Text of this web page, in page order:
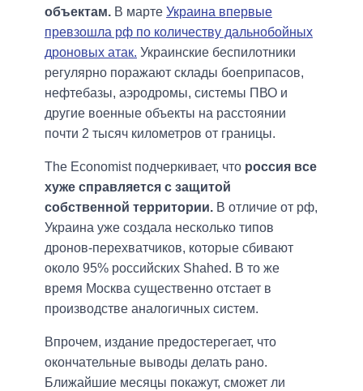
объектам. В марте Украина впервые
превзошла рф по количеству дальнобойных
дроновых атак. Украинские беспилотники
регулярно поражают склады боеприпасов,
нефтебазы, аэродромы, системы ПВО и
другие военные объекты на расстоянии
почти 2 тысяч километров от границы.
The Economist подчеркивает, что россия все
хуже справляется с защитой
собственной территории. В отличие от рф,
Украина уже создала несколько типов
дронов-перехватчиков, которые сбивают
около 95% российских Shahed. В то же
время Москва существенно отстает в
производстве аналогичных систем.
Впрочем, издание предостерегает, что
окончательные выводы делать рано.
Ближайшие месяцы покажут, сможет ли